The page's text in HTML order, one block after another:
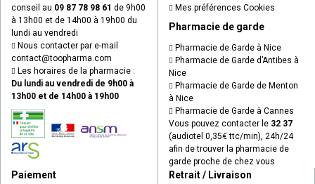
conseil au 09 87 78 98 61 de 9h00
à 13h00 et de 14h00 à 19h00 du
lundi au vendredi
Nous contacter par e-mail
contact@toopharma.com
Les horaires de la pharmacie :
Du lundi au vendredi de 9h00 à
13h00 et de 14h00 à 19h00
Mes préférences Cookies
Pharmacie de garde
Pharmacie de Garde à Nice
Pharmacie de Garde d’Antibes à
Nice
Pharmacie de Garde de Menton
à Nice
Pharmacie de Garde à Cannes
Vous pouvez contacter le 32 37
(audiotel 0,35€ ttc/min), 24h/24
afin de trouver la pharmacie de
garde proche de chez vous
Paiement Retrait / Livraison